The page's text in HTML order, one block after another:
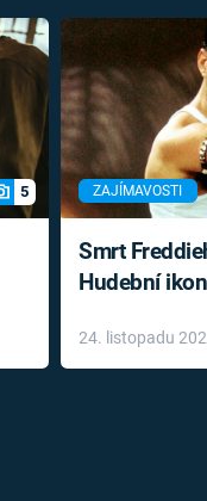
5 ZAJÍMAVOSTI
Smrt
Hudební
léky
24. listopadu